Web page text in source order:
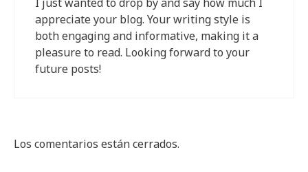
appreciate your blog. Your writing style is
both engaging and informative, making it a
pleasure to read. Looking forward to your
future posts!
Los comentarios están cerrados.